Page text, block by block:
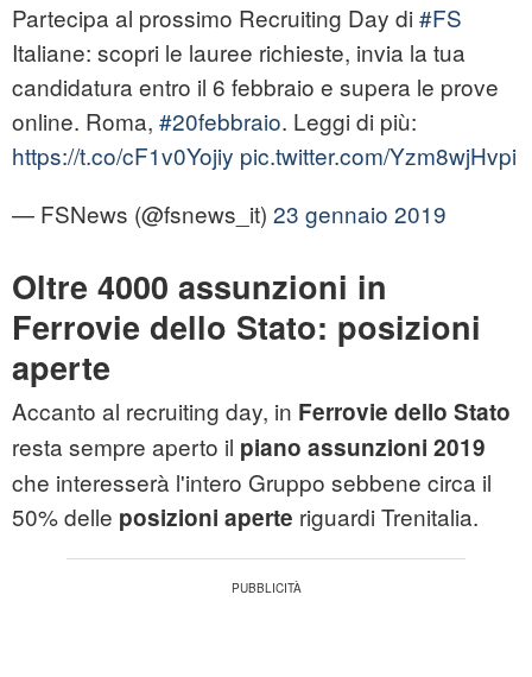
Partecipa al prossimo Recruiting Day di #FS
Italiane: scopri le lauree richieste, invia la tua
candidatura entro il 6 febbraio e supera le prove
online. Roma, #20febbraio. Leggi di più:
https://t.co/cF1v0Yojiy pic.twitter.com/Yzm8wjHvpi
— FSNews (@fsnews_it) 23 gennaio 2019
Oltre 4000 assunzioni in
Ferrovie dello Stato: posizioni
aperte
Accanto al recruiting day, in Ferrovie dello Stato
resta sempre aperto il piano assunzioni 2019
che interesserà l'intero Gruppo sebbene circa il
50% delle posizioni aperte riguardi Trenitalia.